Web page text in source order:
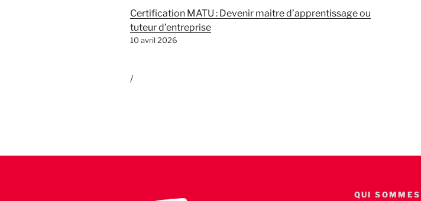
Certification MATU : Devenir maitre d’apprentissage ou
tuteur d’entreprise
10 avril 2026
/
QUI